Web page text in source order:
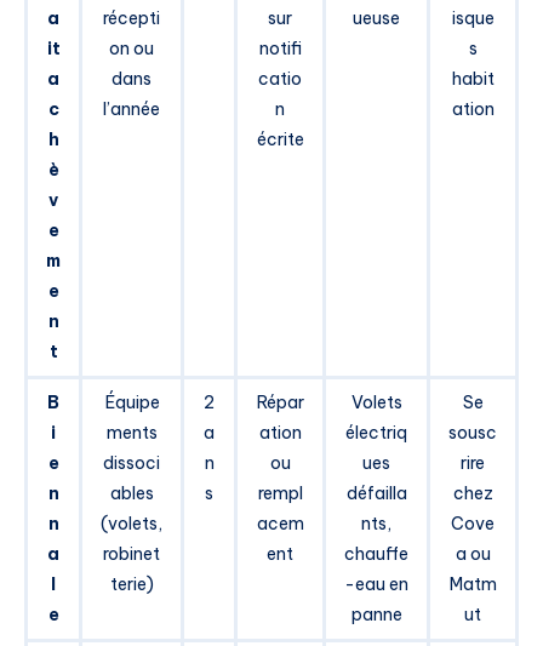
a
it
a
c
h
è
v
e
m
e
n
t
récepti
on ou
dans
l’année
sur
notifi
catio
n
écrite
ueuse
isque
s
habit
ation
B
i
e
n
n
a
l
e
Équipe
ments
dissoci
ables
(volets,
robinet
terie)
2
a
n
s
Répar
ation
ou
rempl
acem
ent
Volets
électriq
ues
défailla
nts,
chauffe
-eau en
panne
Se
sousc
rire
chez
Cove
a ou
Matm
ut